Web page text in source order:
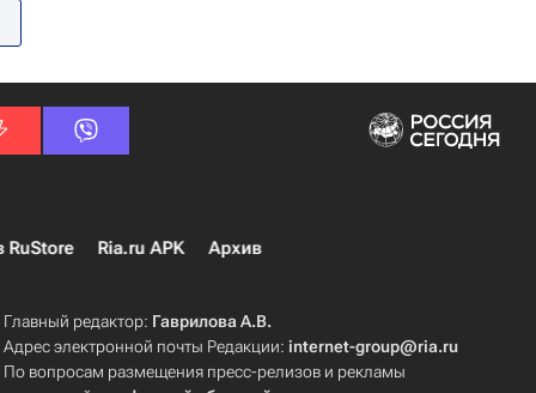
RuStore Ria.ru APK Архив
Главный редактор: Гаврилова А.В.
Адрес электронной почты Редакции:internet-group@ria.ru
По вопросам размещения пресс-релизов и рекламы